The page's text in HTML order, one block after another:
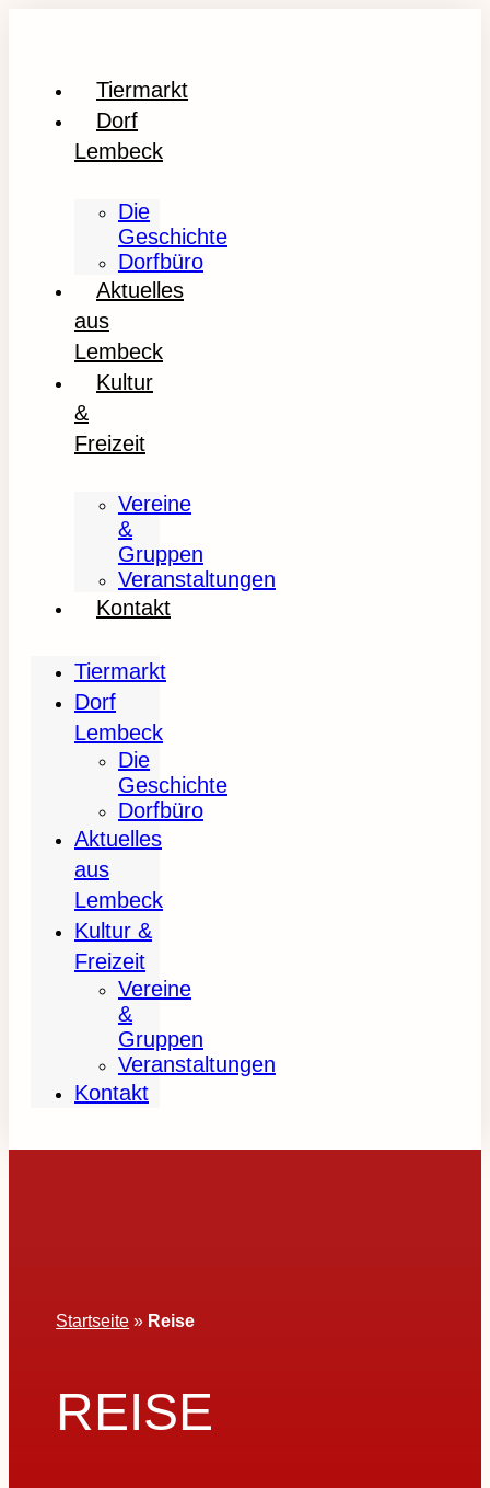
Tiermarkt
Dorf
Lembeck
Die
Geschichte
Dorfbüro
Aktuelles
aus
Lembeck
Kultur
&
Freizeit
Vereine
&
Gruppen
Veranstaltungen
Kontakt
Tiermarkt
Dorf
Lembeck
Die
Geschichte
Dorfbüro
Aktuelles
aus
Lembeck
Kultur &
Freizeit
Vereine
&
Gruppen
Veranstaltungen
Kontakt
Startseite » Reise
REISE